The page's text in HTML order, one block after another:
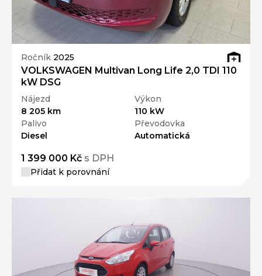
Ročník 2025
VOLKSWAGEN Multivan Long Life 2,0 TDI 110
kW DSG
Nájezd
8 205 km
Výkon
110 kW
Palivo
Diesel
Převodovka
Automatická
1 399 000 Kč s DPH
Přidat k porovnání